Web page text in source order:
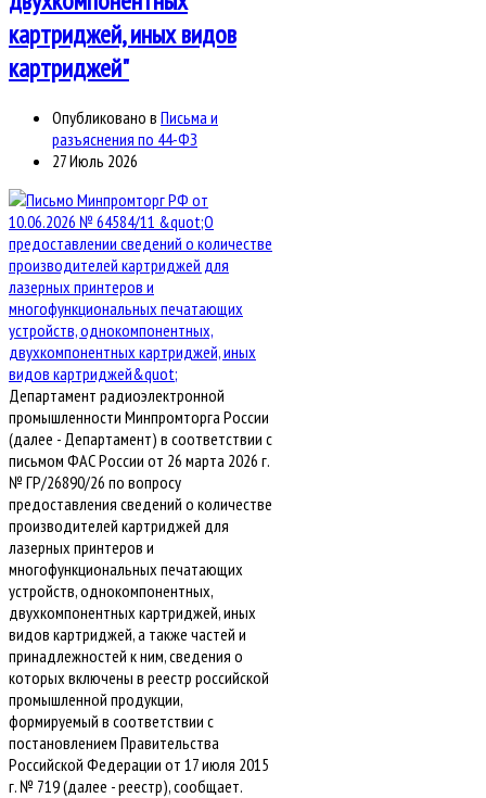
картриджей, иных видов
картриджей"
Опубликовано в Письма и
разъяснения по 44-ФЗ
27 Июль 2026
Департамент радиоэлектронной
промышленности Минпромторга России
(далее - Департамент) в соответствии с
письмом ФАС России от 26 марта 2026 г.
№ ГР/26890/26 по вопросу
предоставления сведений о количестве
производителей картриджей для
лазерных принтеров и
многофункциональных печатающих
устройств, однокомпонентных,
двухкомпонентных картриджей, иных
видов картриджей, а также частей и
принадлежностей к ним, сведения о
которых включены в реестр российской
промышленной продукции,
формируемый в соответствии с
постановлением Правительства
Российской Федерации от 17 июля 2015
г. № 719 (далее - реестр), сообщает.